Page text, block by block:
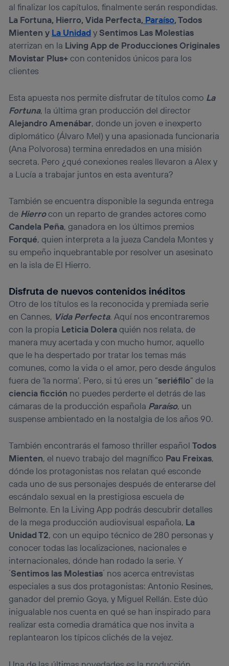
al finalizar los capítulos, finalmente serán respondidas.
La Fortuna, Hierro, Vida Perfecta, Paraíso, Todos
Mienten y La UnidadySentimos Las Molestias
aterrizan en la Living App de Producciones Originales
Movistar Plus+con contenidos únicos para los
clientes
Esta apuesta nos permite disfrutar de títulos como La
Fortuna, la última gran producción del director
Alejandro Amenábar, donde un joven e inexperto
diplomático (Álvaro Mel) y una apasionada funcionaria
(Ana Polvorosa) termina enredados en una misión
secreta. Pero ¿qué conexiones reales llevaron a Alex y
a Lucía a trabajar juntos en esta aventura?
También se encuentra disponible la segunda entrega
de Hierrocon un reparto de grandes actores como
Candela Peña, ganadora en los últimos premios
Forqué, quien interpreta a la jueza Candela Montes y
su empeño inquebrantable por resolver un asesinato
en la isla de El Hierro.
Disfruta de nuevos contenidos inéditos
Otro de los títulos es la reconocida y premiada serie
en Cannes, Vida Perfecta. Aquí nos encontraremos
con la propia Leticia Doleraquién nos relata, de
manera muy acertada y con mucho humor, aquello
que le ha despertado por tratar los temas más
comunes, como la vida o el amor, pero desde ángulos
fuera de ‘la norma’. Pero, si tú eres un “seriéfilo” de la
ciencia ficción no puedes perderte el detrás de las
cámaras de la producción española Paraíso, un
suspense ambientado en la nostalgia de los años 90.
También encontrarás el famoso thriller españolTodos
Mienten, el nuevo trabajo del magnífico Pau Freixas,
dónde los protagonistas nos relatan qué esconde
cada uno de sus personajes después de enterarse del
escándalo sexual en la prestigiosa escuela de
Belmonte. En la Living App podrás descubrir detalles
de la mega producción audiovisual española, La
Unidad T2, con un equipo técnico de 280 personas y
conocer todas las localizaciones, nacionales e
internacionales, dónde han rodado la serie. Y
´Sentimos las Molestias´ nos acerca entrevistas
especiales a sus dos protagonistas: Antonio Resines,
ganador del premio Goya, y Miguel Rellán. Este dúo
inigualable nos cuenta en qué se han inspirado para
realizar esta comedia dramática que nos invita a
replantearon los típicos clichés de la vejez.